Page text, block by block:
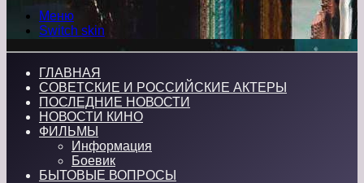
Меню
Switch skin
ГЛАВНАЯ
СОВЕТСКИЕ И РОССИЙСКИЕ АКТЕРЫ
ПОСЛЕДНИЕ НОВОСТИ
НОВОСТИ КИНО
ФИЛЬМЫ
Информация
Боевик
БЫТОВЫЕ ВОПРОСЫ